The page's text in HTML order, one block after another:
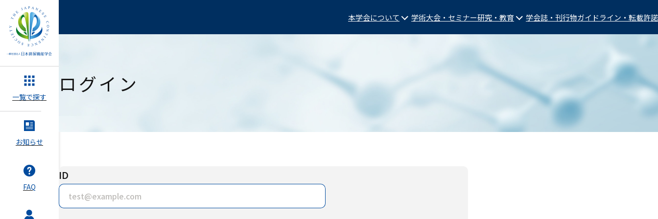
一覧で探す
お知らせ
FAQ
本学会について 学術大会・セミナー研究・教育 学会誌・刊行物ガイドライン・転載許諾
ログイン
ID